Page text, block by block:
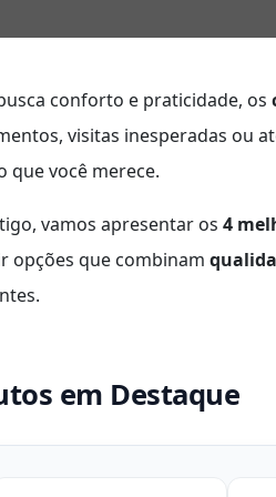
conforto e praticidade, os
visitas inesperadas ou
que você merece.
vamos apresentar os 4
opções que combinam
em Destaque